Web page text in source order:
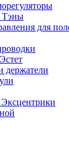
Тэны
для